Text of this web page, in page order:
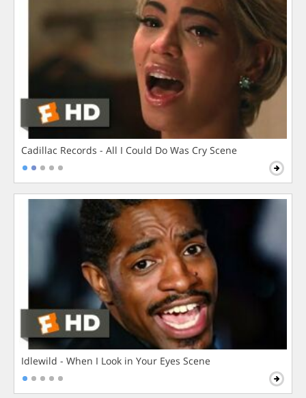
Cadillac Records - All I Could Do Was Cry Scene
Idlewild - When I Look in Your Eyes Scene